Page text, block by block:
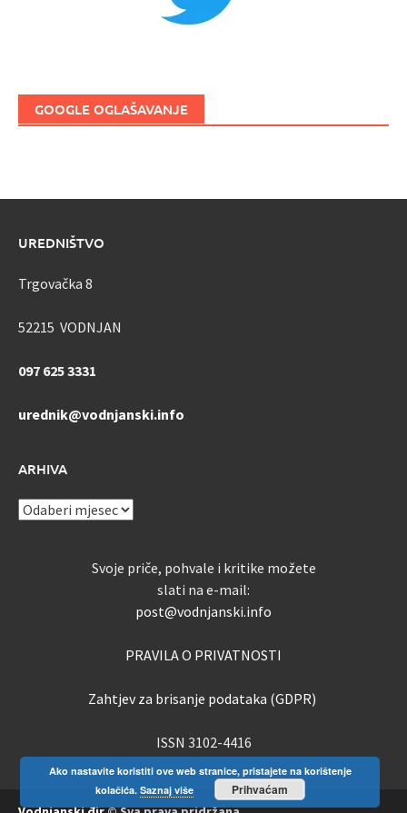
GOOGLE OGLAŠAVANJE
UREDNIŠTVO
Trgovačka 8
52215 VODNJAN
097 625 3331
urednik@vodnjanski.info
ARHIVA
ARHIVA
Svoje priče, pohvale i kritike možete
slati na e-mail:
post@vodnjanski.info
PRAVILA O PRIVATNOSTI
Zahtjev za brisanje podataka (GDPR)
ISSN 3102-4416
Ako nastavite koristiti ove web stranice, pristajete na korištenje
kolačića. Saznaj više Prihvaćam